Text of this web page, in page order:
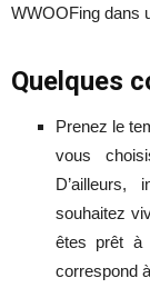
WWOOFing dans
Quelques
Prenez le
vous
D’ailleurs,
souhaitez
êtes prêt à
correspond